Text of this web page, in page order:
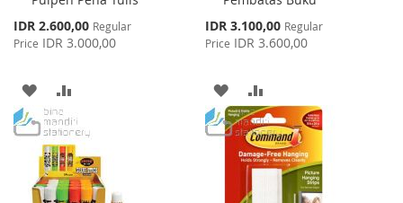
Special
Price
IDR 2.600,00 Regular
Price IDR 3.000,00
ADD
TO
WISH
LIST
TO
COMPARE
Special
Price
IDR 3.100,00 Regular
Price IDR 3.600,00
ADD
TO
WISH
LIST
TO
COMPARE